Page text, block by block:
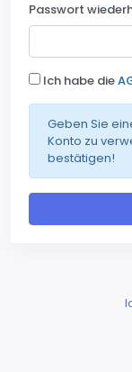
Passwort
Ich habe die
Geben Sie
Konto zu
bestätigen!